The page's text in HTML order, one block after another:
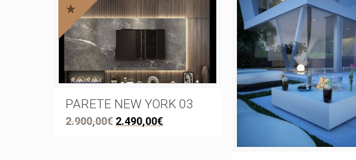
PARETE NEW YORK 03
2.900,00€ 2.490,00€